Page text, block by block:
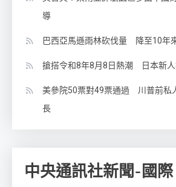
導
巴西亞馬遜雨林砍伐量 降至10年
搶搭令和8年8月8日熱潮 日本新
美參院50票對49票通過 川普前私
長
中央通訊社新聞-國際